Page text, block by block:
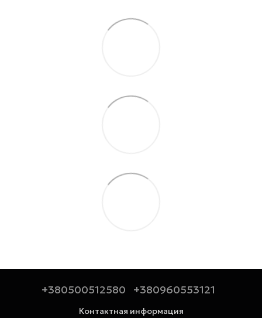
+380500512580 +380960553121
Контактная информация